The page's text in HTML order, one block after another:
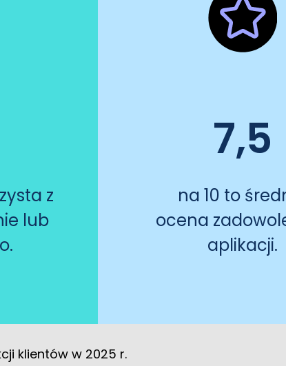
z
lub
7,5
na 10 to
ocena
aplikacji.
klientów w 2025 r.